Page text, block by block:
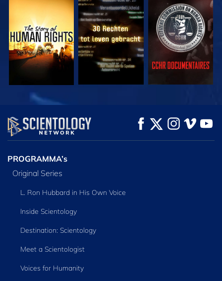
KIJK KIJK KIJK
KIJK VERKEN DE SERIE
PROGRAMMA’s
Original Series
L. Ron Hubbard in His Own Voice
Inside Scientology
Destination: Scientology
Meet a Scientologist
Voices for Humanity